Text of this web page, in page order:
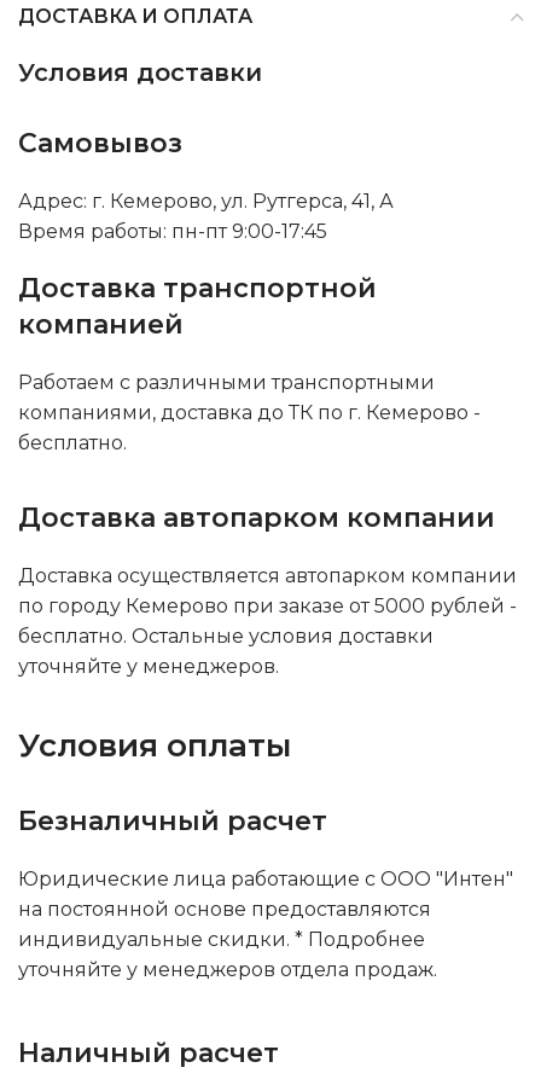
ДОСТАВКА И ОПЛАТА
Условия доставки
Самовывоз
Адрес: г. Кемерово, ул. Рутгерса, 41, А
Время работы: пн-пт 9:00-17:45
Доставка транспортной
компанией
Работаем с различными транспортными
компаниями, доставка до ТК по г. Кемерово -
бесплатно.
Доставка автопарком компании
Доставка осуществляется автопарком компании
по городу Кемерово при заказе от 5000 рублей -
бесплатно. Остальные условия доставки
уточняйте у менеджеров.
Условия оплаты
Безналичный расчет
Юридические лица работающие с ООО "Интен"
на постоянной основе предоставляются
индивидуальные скидки. * Подробнее
уточняйте у менеджеров отдела продаж.
Наличный расчет